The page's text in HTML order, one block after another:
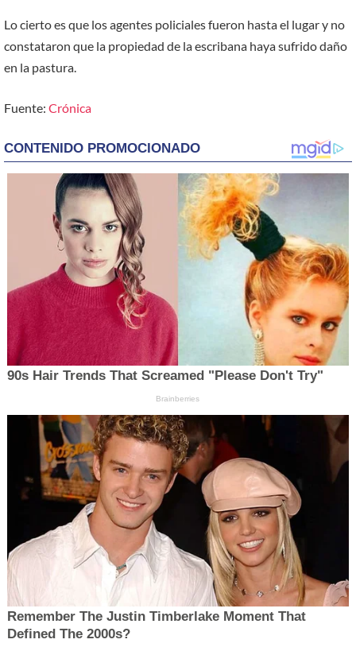
Lo cierto es que los agentes policiales fueron hasta el lugar y no
constataron que la propiedad de la escribana haya sufrido daño
en la pastura.
Fuente: Crónica